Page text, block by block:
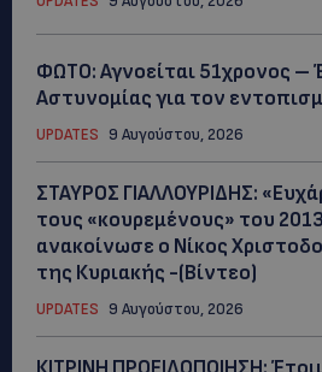
ΦΩΤΟ: Αγνοείται 51χρονος –
Αστυνομίας για τον
UPDATES 9 Αυγούστου, 2026
ΣΤΑΥΡΟΣ ΓΙΑΛΛΟΥΡΙΔΗΣ:
τους «κουρεμένους» του
ανακοίνωσε ο Νίκος
της Κυριακής -(Βίντεο)
UPDATES 9 Αυγούστου, 2026